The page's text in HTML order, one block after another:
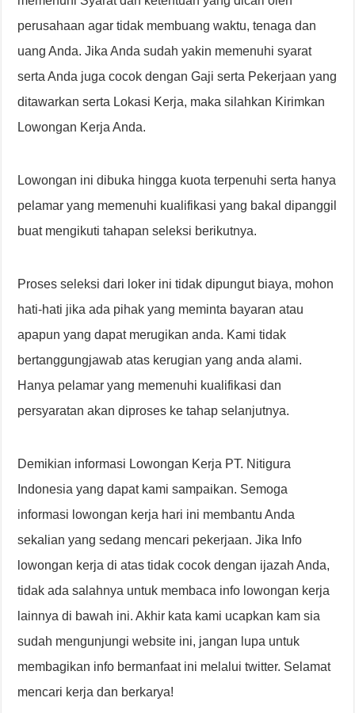
perusahaan agar tidak membuang waktu, tenaga dan
uang Anda. Jika Anda sudah yakin memenuhi syarat
serta Anda juga cocok dengan Gaji serta Pekerjaan yang
ditawarkan serta Lokasi Kerja, maka silahkan Kirimkan
Lowongan Kerja Anda.
Lowongan ini dibuka hingga kuota terpenuhi serta hanya
pelamar yang memenuhi kualifikasi yang bakal dipanggil
buat mengikuti tahapan seleksi berikutnya.
Proses seleksi dari loker ini tidak dipungut biaya, mohon
hati-hati jika ada pihak yang meminta bayaran atau
apapun yang dapat merugikan anda. Kami tidak
bertanggungjawab atas kerugian yang anda alami.
Hanya pelamar yang memenuhi kualifikasi dan
persyaratan akan diproses ke tahap selanjutnya.
Demikian informasi Lowongan Kerja PT. Nitigura
Indonesia yang dapat kami sampaikan. Semoga
informasi lowongan kerja hari ini membantu Anda
sekalian yang sedang mencari pekerjaan. Jika Info
lowongan kerja di atas tidak cocok dengan ijazah Anda,
tidak ada salahnya untuk membaca info lowongan kerja
lainnya di bawah ini. Akhir kata kami ucapkan kam sia
sudah mengunjungi website ini, jangan lupa untuk
membagikan info bermanfaat ini melalui twitter. Selamat
mencari kerja dan berkarya!